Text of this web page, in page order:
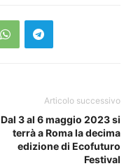
Articolo successivo
Dal 3 al 6 maggio 2023 si
terrà a Roma la decima
edizione di Ecofuturo
Festival